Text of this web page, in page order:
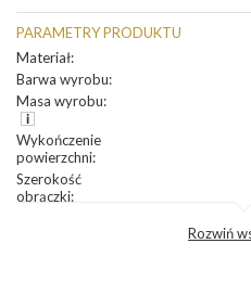
PARAMETRY PRODUKTU
Materiał:
Barwa wyrobu:
Masa wyrobu:
Wykończenie
powierzchni:
Szerokość
obrączki:
Rozwiń